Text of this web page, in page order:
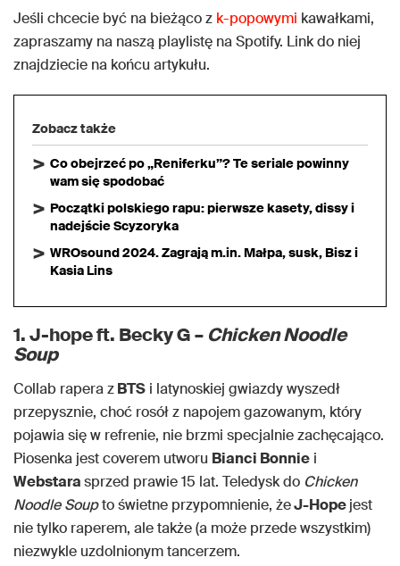
Jeśli chcecie być na bieżąco z k-popowymi kawałkami,
zapraszamy na naszą playlistę na Spotify. Link do niej
znajdziecie na końcu artykułu.
Zobacz także
Co obejrzeć po „Reniferku”? Te seriale powinny
wam się spodobać
Początki polskiego rapu: pierwsze kasety, dissy i
nadejście Scyzoryka
WROsound 2024. Zagrają m.in. Małpa, susk, Bisz i
Kasia Lins
1. J-hope ft. Becky G – Chicken Noodle
Soup
Collab rapera zBTS i latynoskiej gwiazdy wyszedł
przepysznie, choć rosół z napojem gazowanym, który
pojawia się w refrenie, nie brzmi specjalnie zachęcająco.
Piosenka jest coverem utworu Bianci Bonnie i
Webstarasprzed prawie 15 lat. Teledysk do Chicken
Noodle Soupto świetne przypomnienie, żeJ-Hopejest
nie tylko raperem, ale także (a może przede wszystkim)
niezwykle uzdolnionym tancerzem.